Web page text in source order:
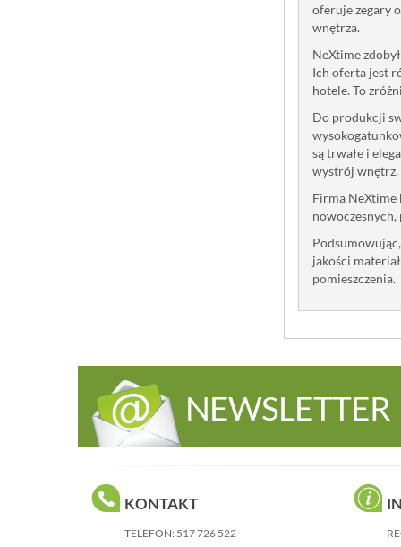
oferuje zegary
wnętrza.
NeXtime
Ich oferta jest
hotele. To
Do produkcji
są trwałe i
wystrój wnętrz.
Firma NeXtime
nowoczesnych,
jakości
pomieszczenia.
NEWSLETTER
KONTAKT
TELEFON: 517 726 522